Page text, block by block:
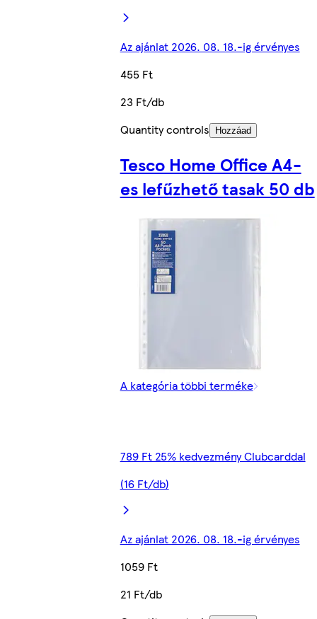
Az ajánlat 2026. 08. 18.-ig érvényes
455 Ft
23 Ft/db
Quantity controls
Hozzáad
Tesco Home Office A4-
es lefűzhető tasak 50 db
A kategória többi terméke
789 Ft 25% kedvezmény Clubcarddal
(16 Ft/db)
Az ajánlat 2026. 08. 18.-ig érvényes
1059 Ft
21 Ft/db